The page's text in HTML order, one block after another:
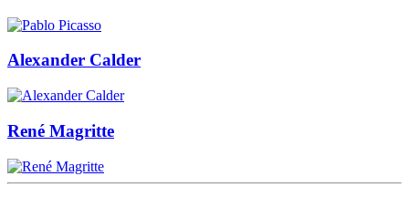
Alexander Calder
René Magritte